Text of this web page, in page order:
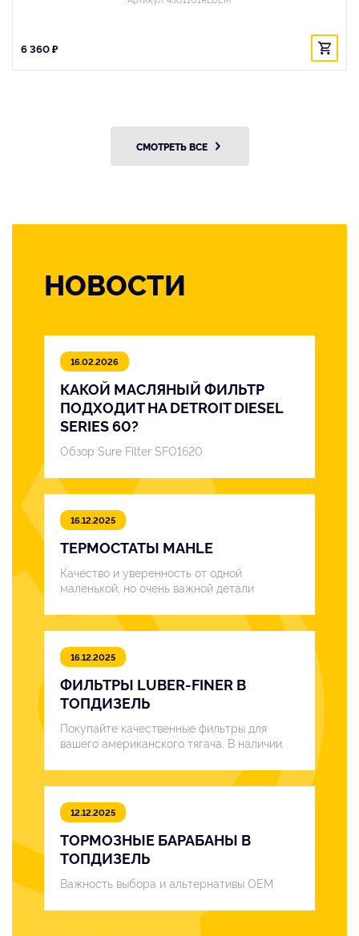
6 360 ₽
СМОТРЕТЬ ВСЕ
НОВОСТИ
16.02.2026
КАКОЙ МАСЛЯНЫЙ ФИЛЬТР
ПОДХОДИТ НА DETROIT DIESEL
SERIES 60?
Обзор Sure Filter SFO1620
16.12.2025
ТЕРМОСТАТЫ MAHLE
Качество и уверенность от одной
маленькой, но очень важной детали
16.12.2025
ФИЛЬТРЫ LUBER-FINER В
ТОПДИЗЕЛЬ
Покупайте качественные фильтры для
вашего американского тягача. В наличии.
12.12.2025
ТОРМОЗНЫЕ БАРАБАНЫ В
ТОПДИЗЕЛЬ
Важность выбора и альтернативы OEM